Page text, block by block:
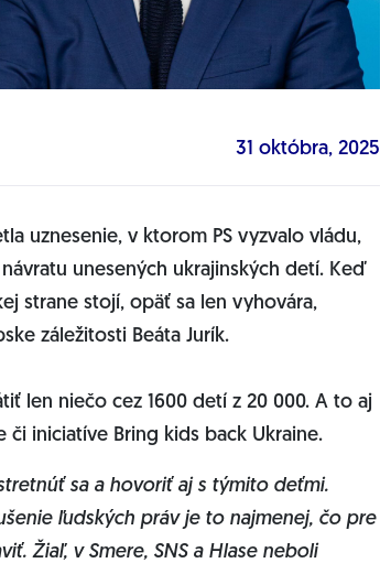
31 októbra, 2025
uznesenie, v ktorom PS vyzvalo vládu,
unesených ukrajinských detí. Keď
strane stojí, opäť sa len vyhovára,
záležitosti Beáta Jurík.
len niečo cez 1600 detí z 20 000. A to aj
iniciatíve Bring kids back Ukraine.
sa a hovoriť aj s týmito deťmi.
ľudských práv je to najmenej, čo pre
Žiaľ, v Smere, SNS a Hlase neboli